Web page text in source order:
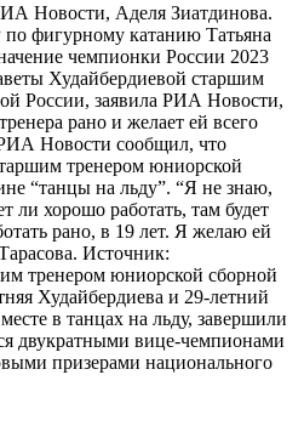
Новости, Аделя Зиатдинова.
фигурному катанию Татьяна
чемпионки России 2023
Худайбердиевой старшим
России, заявила РИА Новости,
рано и желает ей всего
Новости сообщил, что
тренером юниорской
“танцы на льду”. “Я не знаю,
ли хорошо работать, там будет
рано, в 19 лет. Я желаю ей
Источник:
тренером юниорской сборной
Худайбердиева и 29‑летний
в танцах на льду, завершили
двукратными вице-чемпионами
призерами национального